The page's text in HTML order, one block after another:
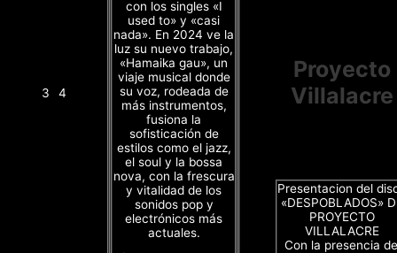
3 4
con los singles «I
used to» y «casi
nada». En 2024 ve la
luz su nuevo trabajo,
«Hamaika gau», un
viaje musical donde
su voz, rodeada de
más instrumentos,
fusiona la
sofisticación de
estilos como el jazz,
el soul y la bossa
nova, con la frescura
y vitalidad de los
sonidos pop y
electrónicos más
actuales.
Proyecto
Villalacre
Presentacion del
«DESPOBLADOS»
PROYECTO
VILLALACRE
Con la presencia